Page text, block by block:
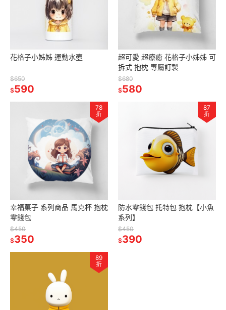
花格子小姊姊 運動水壺
$650
$590
超可愛 超療癒 花格子小姊姊 可
拆式 抱枕 專屬訂製
$680
$580
78
折
幸福菓子 系列商品 馬克杯 抱枕
零錢包
$450
$350
87
折
防水零錢包 托特包 抱枕【小魚
系列】
$450
$390
89
折